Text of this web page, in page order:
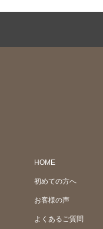
HOME
初めての方へ
お客様の声
よくあるご質問